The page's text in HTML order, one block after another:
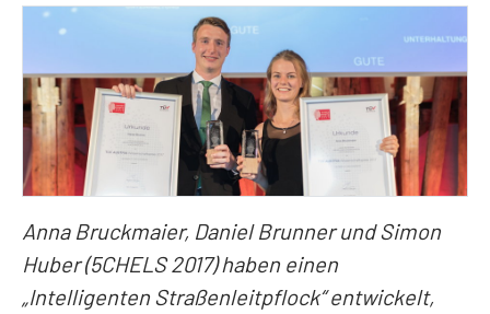
Anna Bruckmaier, Daniel Brunner und Simon
Huber (5CHELS 2017) haben einen
„Intelligenten Straßenleitpflock“ entwickelt,